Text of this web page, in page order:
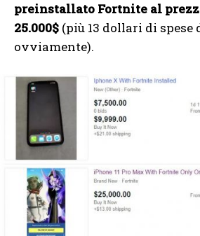
preinstallato Fortnite al
25.000$ (più 13 dollari di spese
ovviamente).